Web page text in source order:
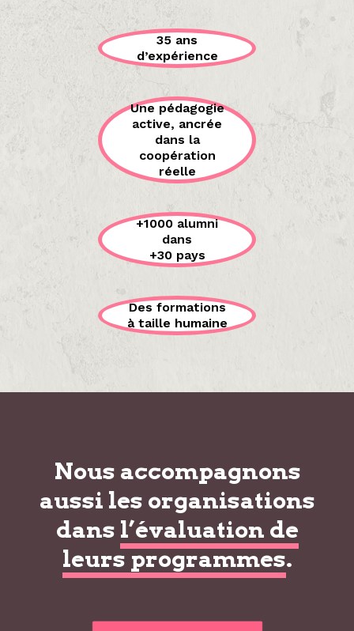
35 ans
d’expérience
Une pédagogie
active, ancrée
dans la
coopération
réelle
+1000 alumni
dans
+30 pays
Des formations
à taille humaine
Nous accompagnons
aussi les organisations
dans l’évaluation de
leurs programmes.